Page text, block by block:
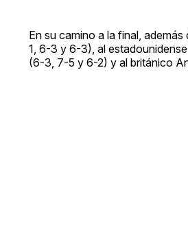
En su camino a la final,
1, 6-3 y 6-3), al
(6-3, 7-5 y 6-2) y al británico